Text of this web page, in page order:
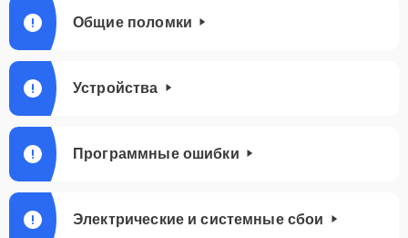
Общие поломки
Устройства
Программные ошибки
Электрические и системные сбои